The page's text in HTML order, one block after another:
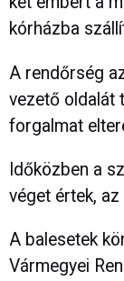
kórházba
A rendőrség
vezető oldalát
forgalmat
Időközben a
véget értek,
A balesetek
Vármegyei